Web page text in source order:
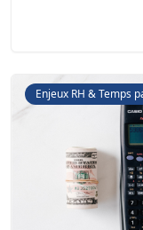
Enjeux RH & Temps